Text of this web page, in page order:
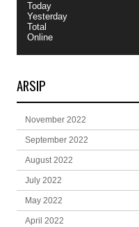
Today
Yesterday
Total
Online
ARSIP
November 2022
September 2022
August 2022
July 2022
May 2022
April 2022